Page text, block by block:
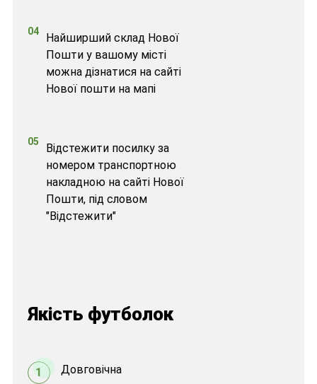
04
Найширший склад Нової
Пошти у вашому місті
можна дізнатися на сайті
Нової пошти на мапі
05
Відстежити посилку за
номером транспортною
накладною на сайті Нової
Пошти, під словом
"Відстежити"
Якість футболок
1 Довговічна